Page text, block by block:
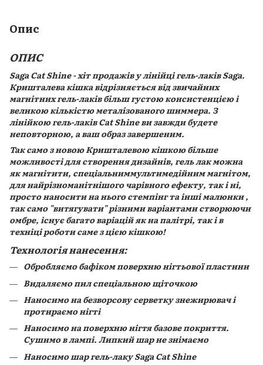
Опис
ОПИС
Saga Cat Shine - хіт продажів у лінійці гель-лаків Saga.
Кришталева кішка відрізняється від звичайних
магнітних гель-лаків більш густою консистенцією і
великою кількістю металізованого шиммера. З
лінійкою гель-лаків Cat Shine ви завжди будете
неповторною, а ваш образ завершеним.
Так само з новою Кришталевою кішкою більше
можливості для створення дизайнів, гель лак можна
як магнітити, спеціальниммультимедійним магнітом,
для найрізноманітнішого чарівного ефекту, так і ні,
просто наносити на нього стемпінг та інші малюнки ,
так само "витягувати" різними варіантами створюючи
омбре, існує багато варіацій як на палітрі, так і в
техніці роботи саме з цією кішкою!
Технологія нанесення:
Обробляємо бафіком поверхню нігтьової пластини
Видаляємо пил спеціальною щіточкою
Наносимо на безворсову серветку знежирювач і
протираємо нігті
Наносимо на поверхню нігтя базове покриття.
Сушимо в лампі. Липкий шар не знімаємо
Наносимо шар гель-лаку Saga Cat Shine